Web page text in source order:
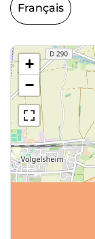
Français
+
−